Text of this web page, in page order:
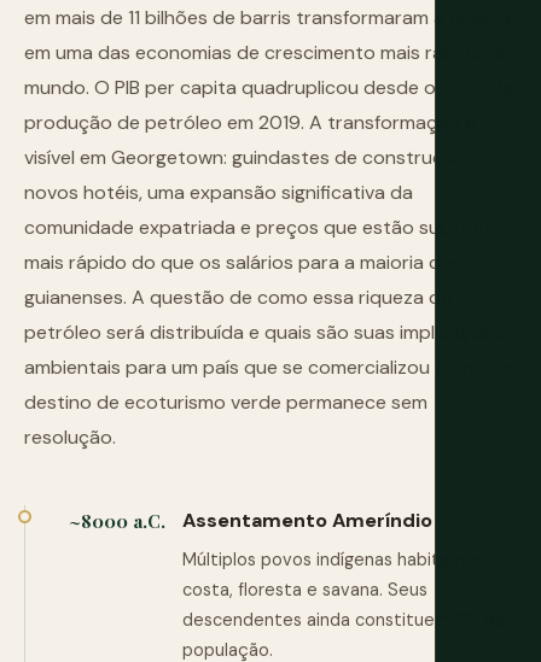
em mais de 11 bilhões de barris transformaram a Guiana
em uma das economias de crescimento mais rápido do
mundo. O PIB per capita quadruplicou desde o início da
produção de petróleo em 2019. A transformação é
visível em Georgetown: guindastes de construção,
novos hotéis, uma expansão significativa da
comunidade expatriada e preços que estão subindo
mais rápido do que os salários para a maioria dos
guianenses. A questão de como essa riqueza do
petróleo será distribuída e quais são suas implicações
ambientais para um país que se comercializou como um
destino de ecoturismo verde permanece sem
resolução.
~8000 a.C. Assentamento Ameríndio
Múltiplos povos indígenas habitam a
costa, floresta e savana. Seus
descendentes ainda constituem 11% da
população.